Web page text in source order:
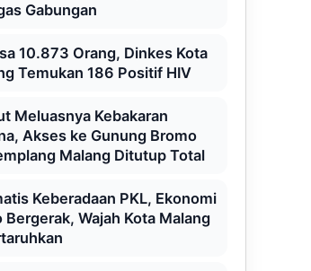
Gabungan
10.873 Orang, Dinkes Kota
Temukan 186 Positif HIV
Meluasnya Kebakaran
Akses ke Gunung Bromo
Malang Ditutup Total
Keberadaan PKL, Ekonomi
Bergerak, Wajah Kota Malang